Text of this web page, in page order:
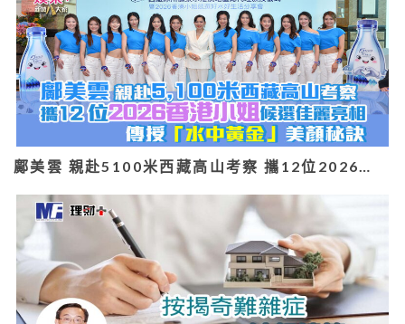
鄺美雲 親赴5100米西藏高山考察 攜12位2026…